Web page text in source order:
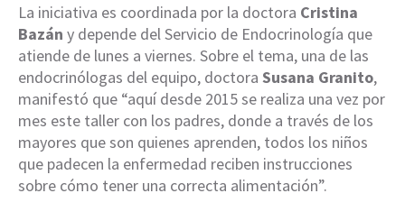
La iniciativa es coordinada por la doctora Cristina
Bazán y depende del Servicio de Endocrinología que
atiende de lunes a viernes. Sobre el tema, una de las
endocrinólogas del equipo, doctora Susana Granito,
manifestó que “aquí desde 2015 se realiza una vez por
mes este taller con los padres, donde a través de los
mayores que son quienes aprenden, todos los niños
que padecen la enfermedad reciben instrucciones
sobre cómo tener una correcta alimentación”.